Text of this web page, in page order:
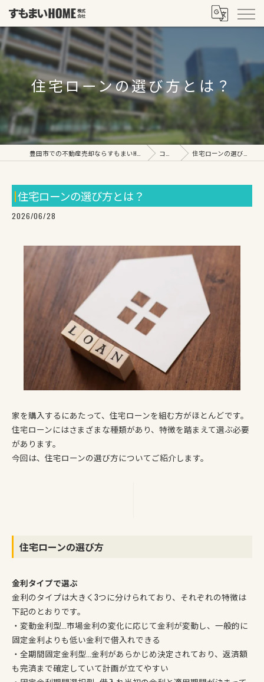
住宅ローンの選び方とは？
コラム 住宅ローンの選び方とは？
住宅ローンの選び方とは？
2026/06/28
家を購入するにあたって、住宅ローンを組む方がほとんどです。
住宅ローンにはさまざまな種類があり、特徴を踏まえて選ぶ必要
があります。
今回は、住宅ローンの選び方についてご紹介します。
住宅ローンの選び方
金利タイプで選ぶ
金利のタイプは大きく3つに分けられており、それぞれの特徴は
下記のとおりです。
・変動金利型…市場金利の変化に応じて金利が変動し、一般的に
固定金利よりも低い金利で借入れできる
・全期間固定金利型…金利があらかじめ決定されており、返済額
も完済まで確定していて計画が立てやすい